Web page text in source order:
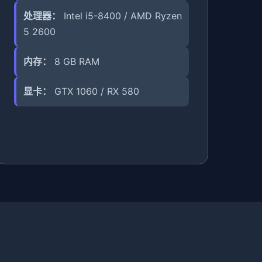
处理器：
Intel i5-8400 / AMD Ryzen
5 2600
内存： 8 GB RAM
显卡： GTX 1060 / RX 580